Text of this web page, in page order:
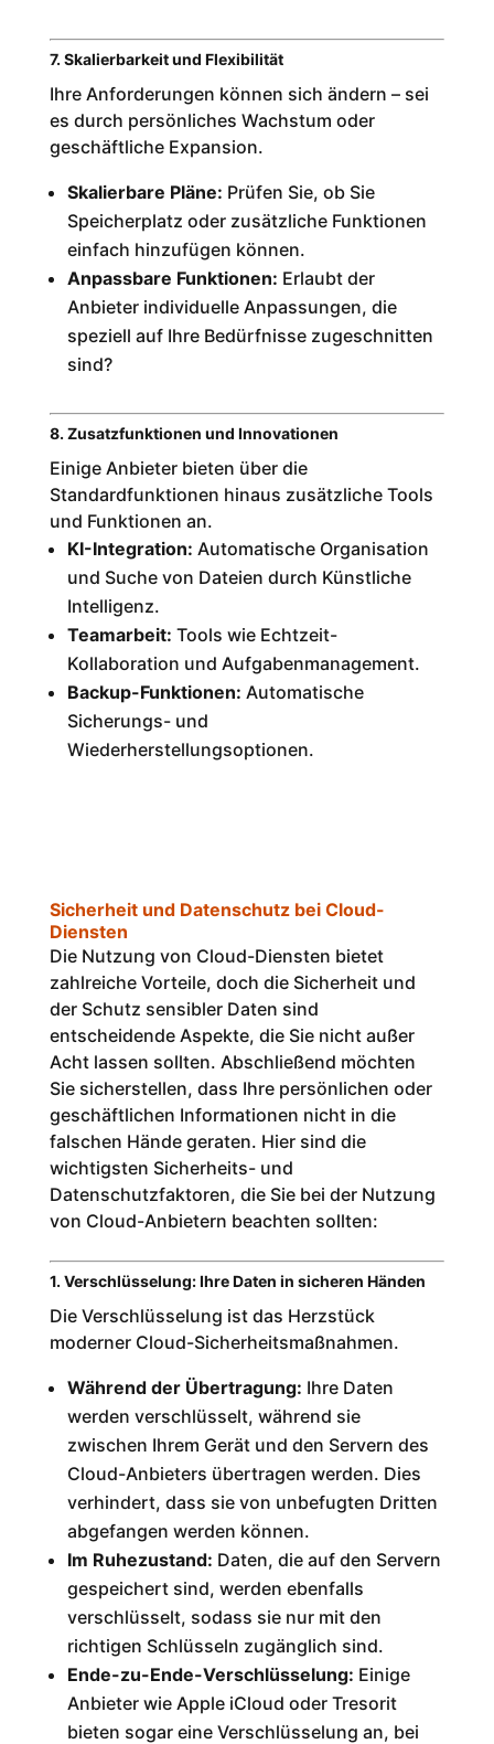
7. Skalierbarkeit und Flexibilität
Ihre Anforderungen können sich ändern – sei
es durch persönliches Wachstum oder
geschäftliche Expansion.
Skalierbare Pläne: Prüfen Sie, ob Sie
Speicherplatz oder zusätzliche Funktionen
einfach hinzufügen können.
Anpassbare Funktionen: Erlaubt der
Anbieter individuelle Anpassungen, die
speziell auf Ihre Bedürfnisse zugeschnitten
sind?
8. Zusatzfunktionen und Innovationen
Einige Anbieter bieten über die
Standardfunktionen hinaus zusätzliche Tools
und Funktionen an.
KI-Integration: Automatische Organisation
und Suche von Dateien durch Künstliche
Intelligenz.
Teamarbeit: Tools wie Echtzeit-
Kollaboration und Aufgabenmanagement.
Backup-Funktionen: Automatische
Sicherungs- und
Wiederherstellungsoptionen.
Sicherheit und Datenschutz bei Cloud-
Diensten
Die Nutzung von Cloud-Diensten bietet
zahlreiche Vorteile, doch die Sicherheit und
der Schutz sensibler Daten sind
entscheidende Aspekte, die Sie nicht außer
Acht lassen sollten. Abschließend möchten
Sie sicherstellen, dass Ihre persönlichen oder
geschäftlichen Informationen nicht in die
falschen Hände geraten. Hier sind die
wichtigsten Sicherheits- und
Datenschutzfaktoren, die Sie bei der Nutzung
von Cloud-Anbietern beachten sollten:
1. Verschlüsselung: Ihre Daten in sicheren Händen
Die Verschlüsselung ist das Herzstück
moderner Cloud-Sicherheitsmaßnahmen.
Während der Übertragung: Ihre Daten
werden verschlüsselt, während sie
zwischen Ihrem Gerät und den Servern des
Cloud-Anbieters übertragen werden. Dies
verhindert, dass sie von unbefugten Dritten
abgefangen werden können.
Im Ruhezustand: Daten, die auf den Servern
gespeichert sind, werden ebenfalls
verschlüsselt, sodass sie nur mit den
richtigen Schlüsseln zugänglich sind.
Ende-zu-Ende-Verschlüsselung: Einige
Anbieter wie Apple iCloud oder Tresorit
bieten sogar eine Verschlüsselung an, bei